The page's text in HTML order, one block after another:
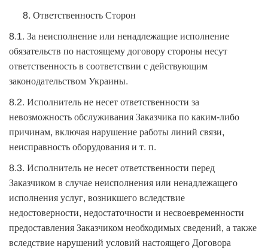
Ответственность Сторон
8.1. За неисполнение или ненадлежащие исполнение
обязательств по настоящему договору стороны несут
ответственность в соответствии с действующим
законодательством Украины.
8.2. Исполнитель не несет ответственности за
невозможность обслуживания Заказчика по каким-либо
причинам, включая нарушение работы линий связи,
неисправность оборудования и т. п.
8.3. Исполнитель не несет ответственности перед
Заказчиком в случае неисполнения или ненадлежащего
исполнения услуг, возникшего вследствие
недостоверности, недостаточности и несвоевременности
предоставления Заказчиком необходимых сведений, а также
вследствие нарушений условий настоящего Договора